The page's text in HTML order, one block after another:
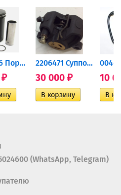
0905-216 Поршень Arctic Cat...
₽
2206471 Суппорт тормозной...
30 000 ₽ 10
(WhatsApp, Telegram)